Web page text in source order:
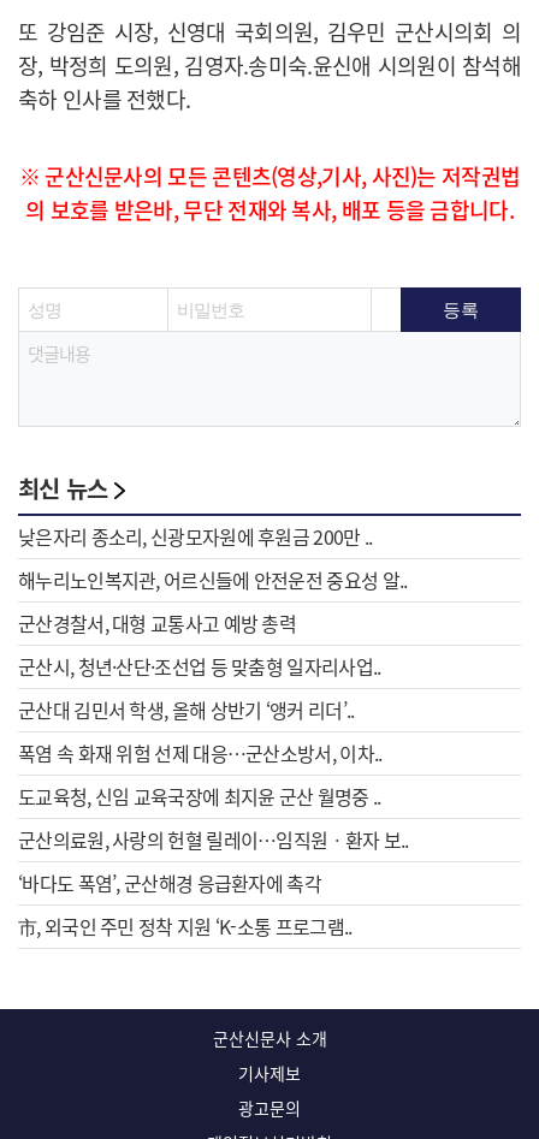
또 강임준 시장, 신영대 국회의원, 김우민 군산시의회 의
장, 박정희 도의원, 김영자.송미숙.윤신애 시의원이 참석해
축하 인사를 전했다.
※ 군산신문사의 모든 콘텐츠(영상,기사, 사진)는 저작권법
의 보호를 받은바, 무단 전재와 복사, 배포 등을 금합니다.
최신 뉴스
낮은자리 종소리, 신광모자원에 후원금 200만 ..
해누리노인복지관, 어르신들에 안전운전 중요성 알..
군산경찰서, 대형 교통사고 예방 총력
군산시, 청년·산단·조선업 등 맞춤형 일자리사업..
군산대 김민서 학생, 올해 상반기 ‘앵커 리더’..
폭염 속 화재 위험 선제 대응…군산소방서, 이차..
도교육청, 신임 교육국장에 최지윤 군산 월명중 ..
군산의료원, 사랑의 헌혈 릴레이…임직원ㆍ환자 보..
‘바다도 폭염’, 군산해경 응급환자에 촉각
市, 외국인 주민 정착 지원 ‘K-소통 프로그램..
군산신문사 소개
기사제보
광고문의